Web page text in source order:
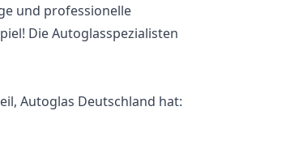
und professionelle
Die Autoglasspezialisten
Autoglas Deutschland hat: